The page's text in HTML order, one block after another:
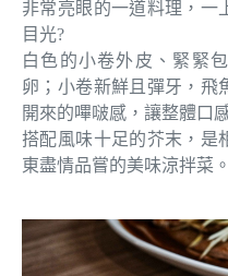
非常亮眼的一道料理，一
目光?
白色的小卷外皮、緊緊
卵；小卷新鮮且彈牙，飛
開來的嗶啵感，讓整體口
搭配風味十足的芥末，是
東盡情品嘗的美味涼拌菜。